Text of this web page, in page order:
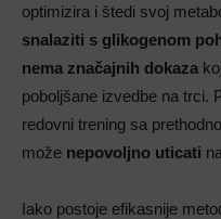
optimizira i štedi svoj
snalaziti s glikogenom
nema značajnih dokaza
poboljšane izvedbe na trci.
redovni trening sa
može nepovoljno uticati
Iako postoje efikasnije